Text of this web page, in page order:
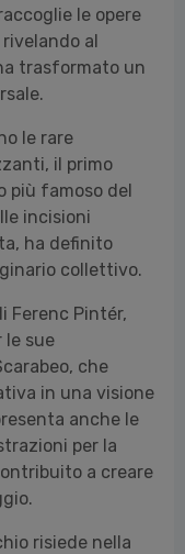
le opere
al
trasformato un
le rare
il primo
più famoso del
incisioni
ha definito
collettivo.
Ferenc Pintér,
le sue
che
in una visione
anche le
per la
a creare
risiede nella